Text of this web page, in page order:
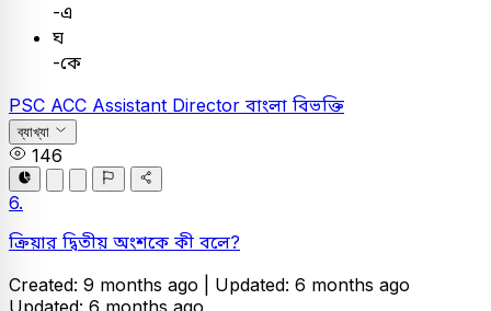
-এ
ঘ
-কে
PSC ACC Assistant Director বাংলা বিভক্তি
ব্যাখ্যা
146
6.
ক্রিয়ার দ্বিতীয় অংশকে কী বলে?
Created: 9 months ago | Updated: 6 months ago
Updated: 6 months ago